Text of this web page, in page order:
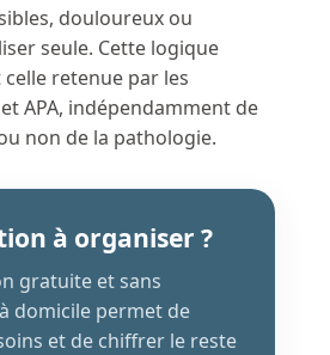
douloureux ou
seule. Cette logique
retenue par les
APA, indépendamment de
non de la pathologie.
à organiser ?
gratuite et sans
domicile permet de
et de chiffrer le reste